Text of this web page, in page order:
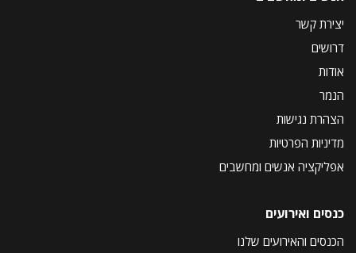
יצירת קשר
דרושים
אודות
הנמר
הצהרת נגישות
מדיניות הפרטיות
אפליקציה אנשים ומחשבים
כנסים ואירועים
הכנסים והאירועים שלנו